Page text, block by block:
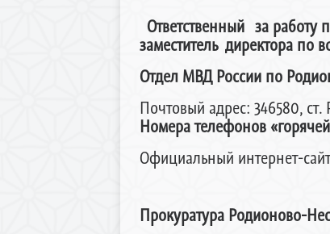
Ответственный за
заместитель директора по
Отдел МВД России по
Почтовый адрес: 346580, ст.
Номера телефонов
Официальный интернет-
Прокуратура Родионово-